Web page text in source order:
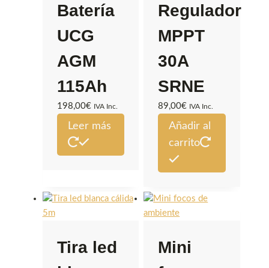
Batería
UCG
AGM
115Ah
198,00€ IVA Inc.
Leer más
Regulador
MPPT
30A
SRNE
89,00€ IVA Inc.
Añadir al
carrito
Tira led
Mini